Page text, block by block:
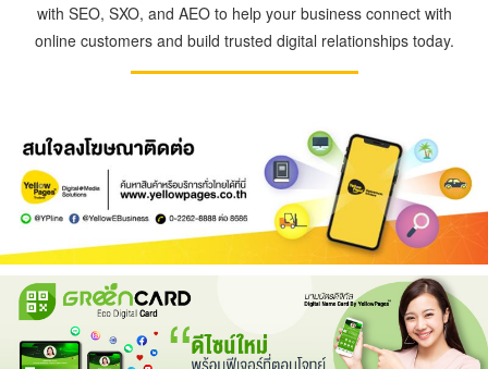
with SEO, SXO, and AEO to help your business connect with
online customers and build trusted digital relationships today.